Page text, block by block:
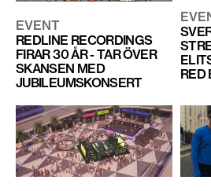
EVENT
REDLINE RECORDINGS
FIRAR 30 ÅR - TAR ÖVER
SKANSEN MED
JUBILEUMSKONSERT
RED